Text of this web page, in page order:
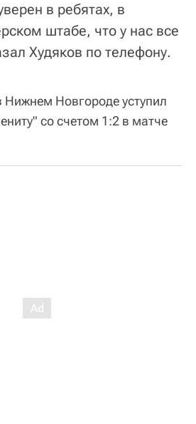
в ребятах, в
штабе, что у нас все
Худяков по телефону.
Нижнем Новгороде уступил
со счетом 1:2 в матче